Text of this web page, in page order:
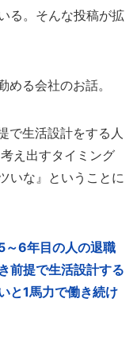
る。そんな投稿が拡
る会社のお話。
で生活設計をする人
え出すタイミング
いな』ということに
～6年目の人の退職
前提で生活設計する
と1馬力で働き続け